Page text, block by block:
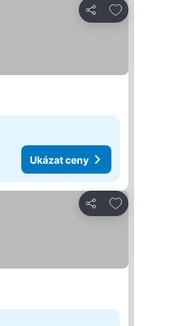
Sdílet
Přidat na
Ukázat ceny
Sdílet
Přidat na